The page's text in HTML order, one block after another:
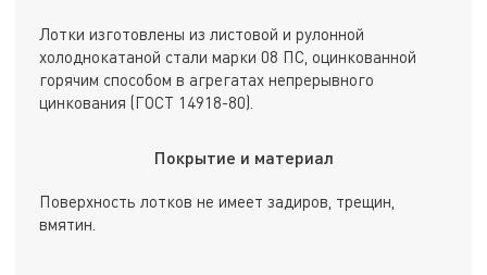
Лотки изготовлены из листовой и рулонной
холоднокатаной стали марки 08 ПС, оцинкованной
горячим способом в агрегатах непрерывного
цинкования (ГОСТ 14918-80).
Покрытие и материал
Поверхность лотков не имеет задиров, трещин,
вмятин.